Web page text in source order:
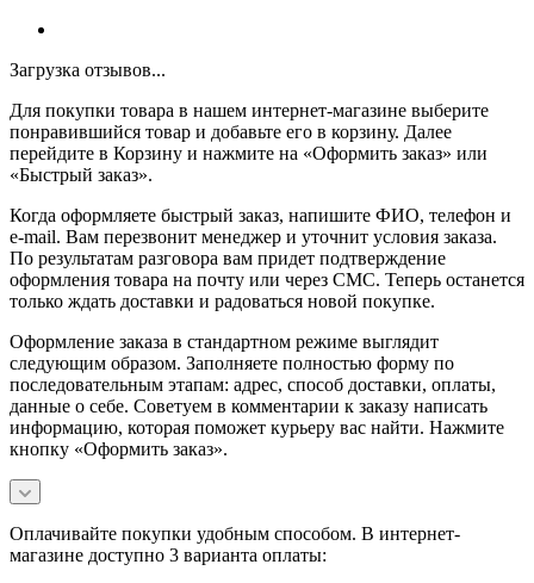
Загрузка отзывов...
Для покупки товара в нашем интернет-магазине выберите
понравившийся товар и добавьте его в корзину. Далее
перейдите в Корзину и нажмите на «Оформить заказ» или
«Быстрый заказ».
Когда оформляете быстрый заказ, напишите ФИО, телефон и
e-mail. Вам перезвонит менеджер и уточнит условия заказа.
По результатам разговора вам придет подтверждение
оформления товара на почту или через СМС. Теперь останется
только ждать доставки и радоваться новой покупке.
Оформление заказа в стандартном режиме выглядит
следующим образом. Заполняете полностью форму по
последовательным этапам: адрес, способ доставки, оплаты,
данные о себе. Советуем в комментарии к заказу написать
информацию, которая поможет курьеру вас найти. Нажмите
кнопку «Оформить заказ».
Оплачивайте покупки удобным способом. В интернет-
магазине доступно 3 варианта оплаты: